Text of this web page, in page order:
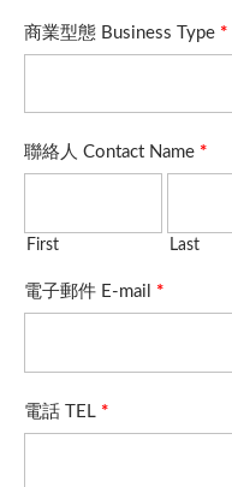
商業型態 Business Type *
聯絡人 Contact Name *
First Last
電子郵件 E-mail *
電話 TEL *